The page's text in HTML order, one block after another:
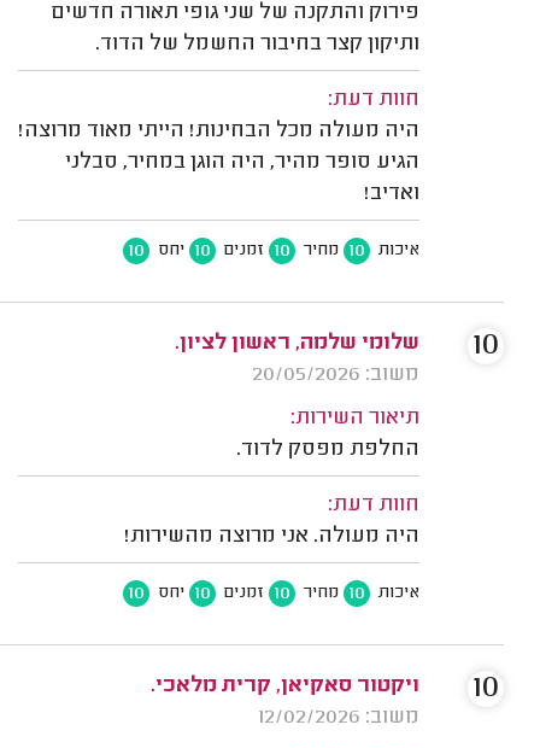
פירוק והתקנה של שני גופי תאורה חדשים
ותיקון קצר בחיבור החשמל של הדוד.
חוות דעת:
היה מעולה מכל הבחינות! הייתי מאוד מרוצה!
הגיע סופר מהיר, היה הוגן במחיר, סבלני
ואדיב!
איכות 10 מחיר 10 זמנים 10 יחס 10
שלומי שלמה, ראשון לציון.
משוב: 20/05/2026
תיאור השירות:
החלפת מפסק לדוד.
חוות דעת:
היה מעולה. אני מרוצה מהשירות!
איכות 10 מחיר 10 זמנים 10 יחס 10
10
ויקטור סאקיאן, קרית מלאכי.
משוב: 12/02/2026
10